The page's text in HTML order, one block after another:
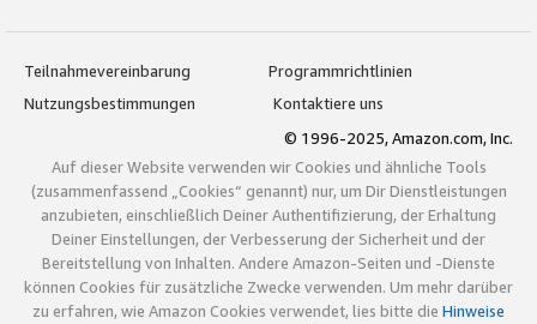
Teilnahmevereinbarung
Programmrichtlinien
Nutzungsbestimmungen
Kontaktiere uns
© 1996-2025, Amazon.com, Inc.
Auf dieser Website verwenden wir Cookies und ähnliche Tools
(zusammenfassend „Cookies“ genannt) nur, um Dir Dienstleistungen
anzubieten, einschließlich Deiner Authentifizierung, der Erhaltung
Deiner Einstellungen, der Verbesserung der Sicherheit und der
Bereitstellung von Inhalten. Andere Amazon-Seiten und -Dienste
können Cookies für zusätzliche Zwecke verwenden. Um mehr darüber
zu erfahren, wie Amazon Cookies verwendet, lies bitte die Hinweise